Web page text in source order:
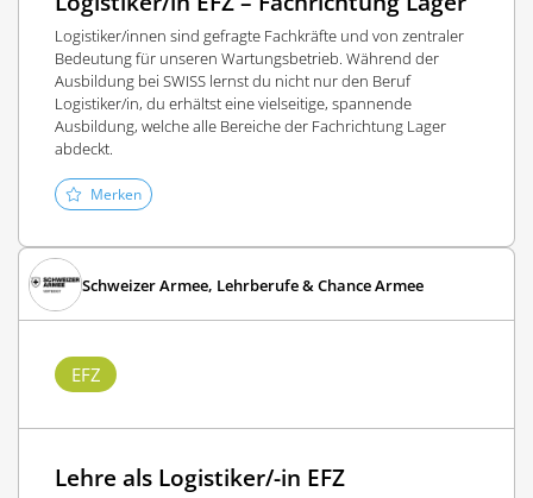
Logistiker/innen sind gefragte Fachkräfte und von zentraler
Bedeutung für unseren Wartungsbetrieb. Während der
Ausbildung bei SWISS lernst du nicht nur den Beruf
Logistiker/in, du erhältst eine vielseitige, spannende
Ausbildung, welche alle Bereiche der Fachrichtung Lager
abdeckt.
Merken
Schweizer Armee, Lehrberufe & Chance Armee
EFZ
Lehre als Logistiker/-in EFZ